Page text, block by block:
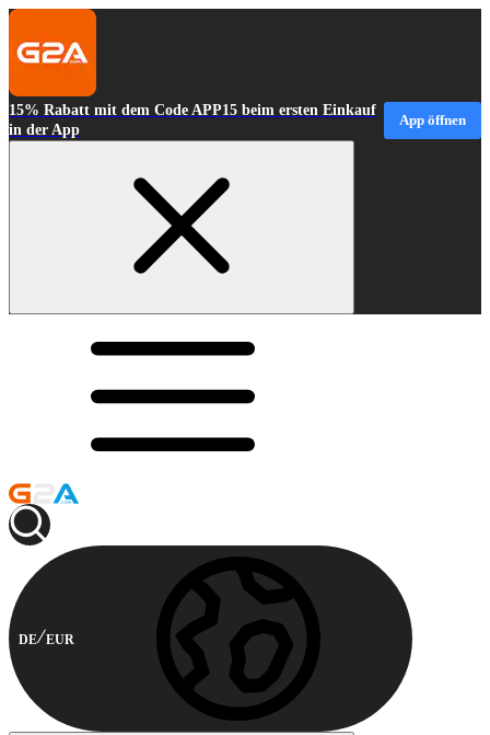
15% Rabatt mit dem Code APP15 beim ersten Einkauf
in der App
App öffnen
DE EUR